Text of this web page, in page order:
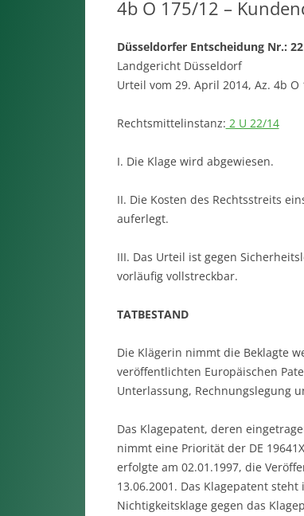
4b O 175/12 –
Düsseldorfer Entscheidung Nr.:
Landgericht Düsseldorf
Urteil vom 29. April 2014, Az. 4b O
Rechtsmittelinstanz: 2 U 22/14
I. Die Klage wird abgewiesen.
II. Die Kosten des Rechtsstreits
auferlegt.
III. Das Urteil ist gegen
vorläufig vollstreckbar.
TATBESTAND
Die Klägerin nimmt die Beklagte
veröffentlichten Europäischen
Unterlassung, Rechnungslegung
Das Klagepatent, deren
nimmt eine Priorität der DE
erfolgte am 02.01.1997, die
13.06.2001. Das Klagepatent
Nichtigkeitsklage gegen das